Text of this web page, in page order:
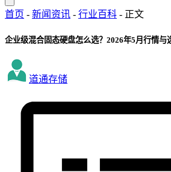
首页 - 新闻资讯 - 行业百科 - 正文
企业级混合固态硬盘怎么选？2026年5月行情与
道通存储